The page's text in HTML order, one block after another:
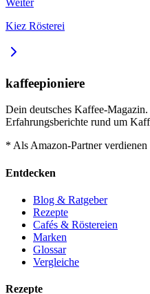
Weiter
Kiez Rösterei
kaffeepioniere
Dein deutsches Kaffee-
Erfahrungsberichte rund um
* Als Amazon-Partner
Entdecken
Blog & Ratgeber
Rezepte
Cafés & Röstereien
Marken
Glossar
Vergleiche
Rezepte